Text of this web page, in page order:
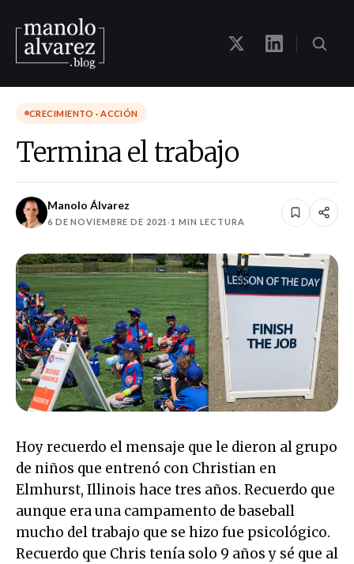
CRECIMIENTO · ACCIÓN
Termina el trabajo
Manolo Álvarez
6 DE NOVIEMBRE DE 2021·1 MIN LECTURA
Hoy recuerdo el mensaje que le dieron al grupo
de niños que entrenó con Christian en
Elmhurst, Illinois hace tres años. Recuerdo que
aunque era una campamento de baseball
mucho del trabajo que se hizo fue psicológico.
Recuerdo que Chris tenía solo 9 años y sé que al